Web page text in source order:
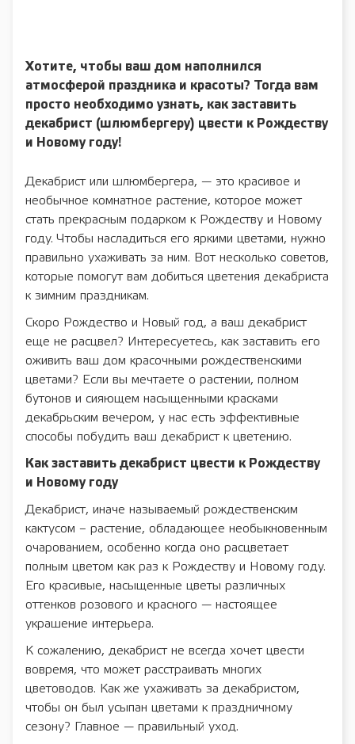
Хотите, чтобы ваш дом наполнился
атмосферой праздника и красоты? Тогда вам
просто необходимо узнать, как заставить
декабрист (шлюмбергеру) цвести к Рождеству
и Новому году!
Декабрист или шлюмбергера, — это красивое и
необычное комнатное растение, которое может
стать прекрасным подарком к Рождеству и Новому
году. Чтобы насладиться его яркими цветами, нужно
правильно ухаживать за ним. Вот несколько советов,
которые помогут вам добиться цветения декабриста
к зимним праздникам.
Скоро Рождество и Новый год, а ваш декабрист
еще не расцвел? Интересуетесь, как заставить его
оживить ваш дом красочными рождественскими
цветами? Если вы мечтаете о растении, полном
бутонов и сияющем насыщенными красками
декабрьским вечером, у нас есть эффективные
способы побудить ваш декабрист к цветению.
Как заставить декабрист цвести к Рождеству
и Новому году
Декабрист, иначе называемый рождественским
кактусом – растение, обладающее необыкновенным
очарованием, особенно когда оно расцветает
полным цветом как раз к Рождеству и Новому году.
Его красивые, насыщенные цветы различных
оттенков розового и красного — настоящее
украшение интерьера.
К сожалению, декабрист не всегда хочет цвести
вовремя, что может расстраивать многих
цветоводов. Как же ухаживать за декабристом,
чтобы он был усыпан цветами к праздничному
сезону? Главное — правильный уход.